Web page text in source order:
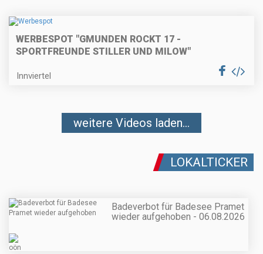
WERBESPOT "GMUNDEN ROCKT 17 -
SPORTFREUNDE STILLER UND MILOW"
Innviertel
weitere Videos laden...
LOKALTICKER
Badeverbot für Badesee Pramet
wieder aufgehoben - 06.08.2026